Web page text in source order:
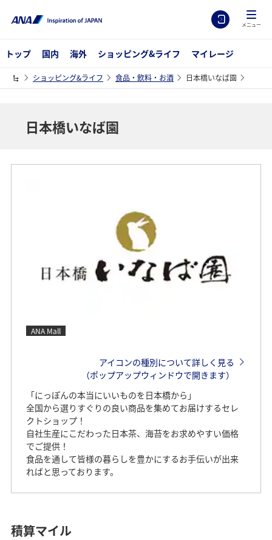
メニュー
トップ 国内 海外 ショッピング&ライフ マイレージ
ショッピング&ライフ 食品・飲料・お酒 日本橋いなば園
日本橋いなば園
ANA Mall
アイコンの種別について詳しく見る
（ポップアップウィンドウで開きます）
「にっぽんの本当にいいものを日本橋から」
全国から選りすぐりの良い商品を集めてお届けするセレ
クトショップ！
自社生産にこだわった日本茶、海苔をお求めやすい価格
でご提供！
食品を通して皆様の暮らしを豊かにするお手伝いが出来
ればと思っております。
積算マイル